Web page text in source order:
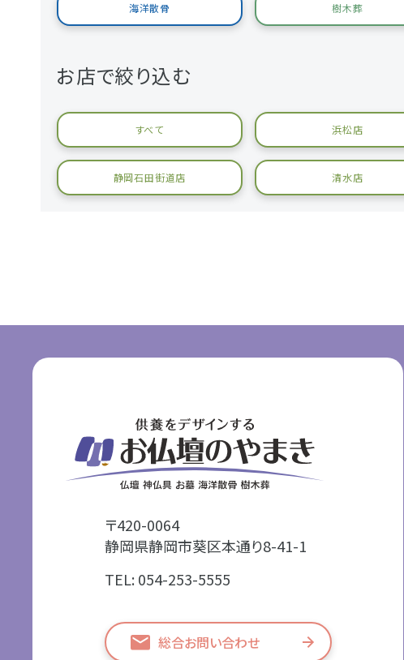
海洋散骨 樹木葬
お店で絞り込む
すべて 浜松店
静岡石田街道店 清水店
〒420-0064
静岡県静岡市葵区本通り8-41-1
TEL: 054-253-5555
総合お問い合わせ